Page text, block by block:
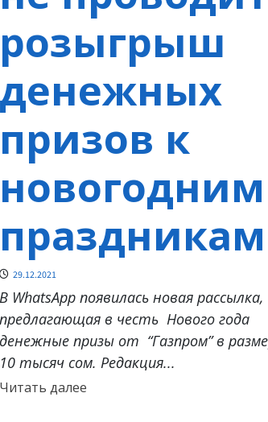
розыгрыш
денежных
призов к
новогодним
29.12.2021
В WhatsApp появилась новая рассылка,
предлагающая в честь Нового года
денежные призы от “Газпром” в
10 тысяч сом. Редакция...
Читать далееПрочитать